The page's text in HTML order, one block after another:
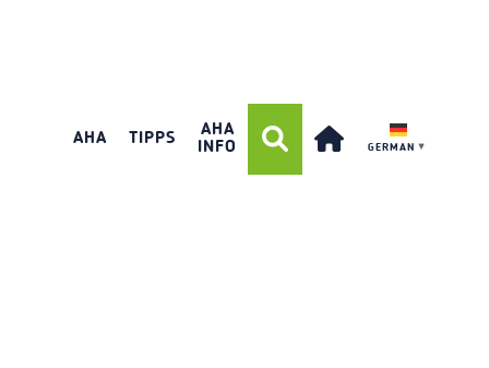
AHA TIPPS
AHA
INFO
GERMAN ▼